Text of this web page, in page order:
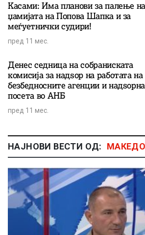
Касами: Има планови за палење на
џамијата на Попова Шапка и за
меѓуетнички судири!
пред 11 мес.
Денес седница на собраниската
комисија за надѕор на работата на
безбедносните агенции и надѕорна
посета во АНБ
пред 11 мес.
НАЈНОВИ ВЕСТИ ОД: